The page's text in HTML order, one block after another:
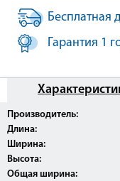
Бесплатная
Гарантия 1
Производитель:
Длина:
Ширина:
Высота:
Общая ширина: